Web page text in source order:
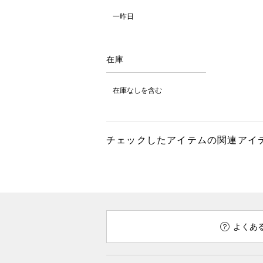
一昨日
在庫
在庫なしを含む
チェックしたアイテムの関連アイ
よくあ